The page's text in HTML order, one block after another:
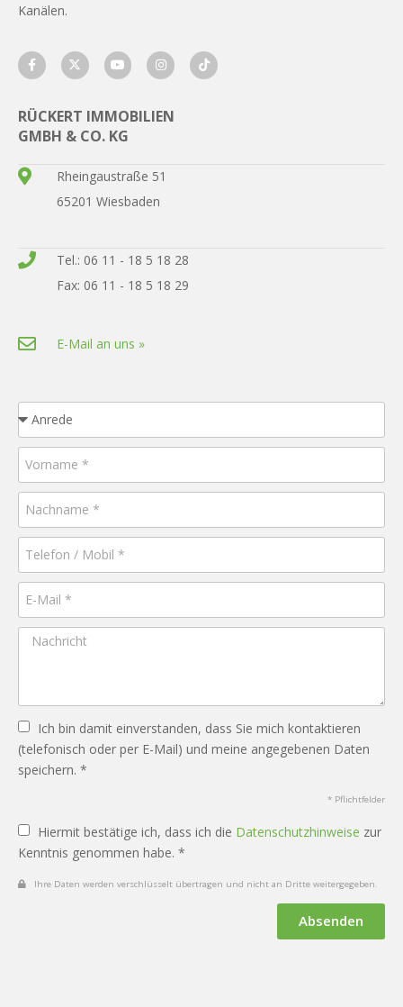
Kanälen.
RÜCKERT IMMOBILIEN
GMBH & CO. KG
Rheingaustraße 51
65201 Wiesbaden
Tel.: 06 11 - 18 5 18 28
Fax: 06 11 - 18 5 18 29
E-Mail an uns »
Ich bin damit einverstanden, dass Sie mich kontaktieren
(telefonisch oder per E-Mail) und meine angegebenen Daten
speichern. *
* Pflichtfelder
Hiermit bestätige ich, dass ich die Datenschutzhinweise zur
Kenntnis genommen habe. *
Ihre Daten werden verschlüsselt übertragen und nicht an Dritte weitergegeben.
Absenden